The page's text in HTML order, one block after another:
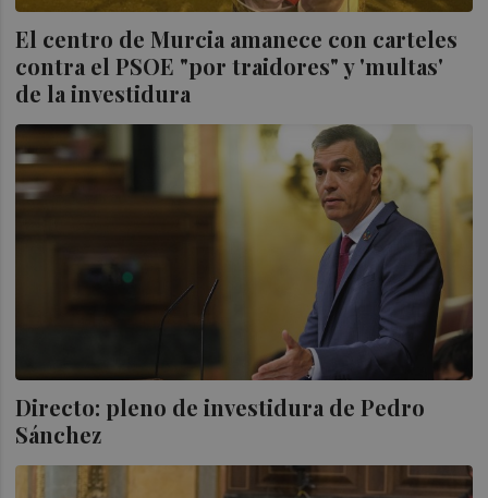
El centro de Murcia amanece con carteles
contra el PSOE "por traidores" y 'multas'
de la investidura
Directo: pleno de investidura de Pedro
Sánchez